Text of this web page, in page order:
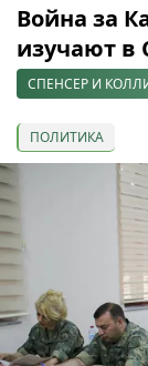
Война за
изучают
СПЕНСЕР И
ПОЛИТИКА